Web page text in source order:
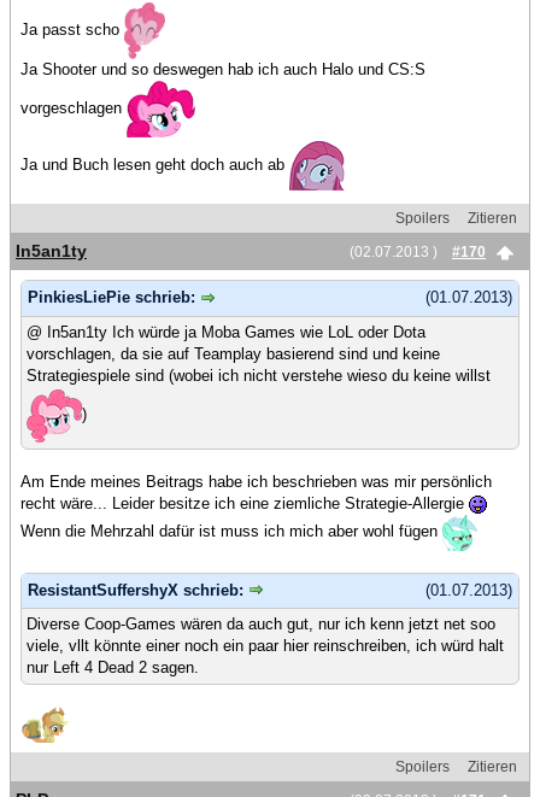
Ja passt scho
Ja Shooter und so deswegen hab ich auch Halo und CS:S
vorgeschlagen
Ja und Buch lesen geht doch auch ab
Spoilers
Zitieren
(02.07.2013 )
#170
In5an1ty
(01.07.2013)
PinkiesLiePie schrieb:
@ In5an1ty Ich würde ja Moba Games wie LoL oder Dota
vorschlagen, da sie auf Teamplay basierend sind und keine
Strategiespiele sind (wobei ich nicht verstehe wieso du keine willst
)
Am Ende meines Beitrags habe ich beschrieben was mir persönlich
recht wäre... Leider besitze ich eine ziemliche Strategie-Allergie
Wenn die Mehrzahl dafür ist muss ich mich aber wohl fügen
(01.07.2013)
ResistantSuffershyX schrieb:
Diverse Coop-Games wären da auch gut, nur ich kenn jetzt net soo
viele, vllt könnte einer noch ein paar hier reinschreiben, ich würd halt
nur Left 4 Dead 2 sagen.
Spoilers
Zitieren